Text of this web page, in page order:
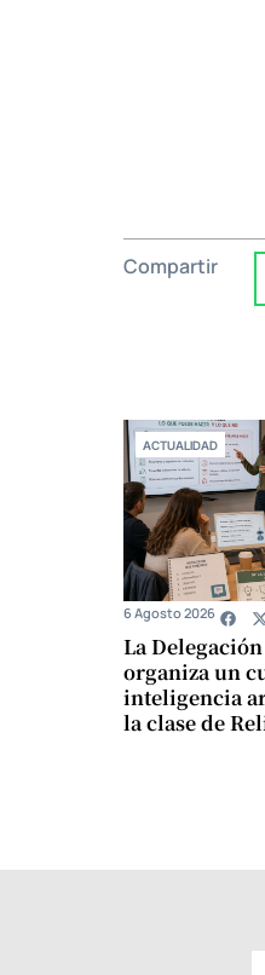
Compartir
ACTUALIDAD
La
organiza un
inteligencia
la clase de
6 Agosto 2026